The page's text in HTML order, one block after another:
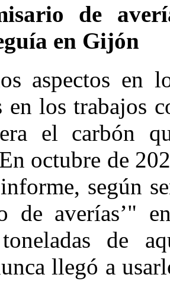
de
en Gijón
aspectos en
en los trabajos
el carbón
octubre de
según
de averías’"
de
llegó a